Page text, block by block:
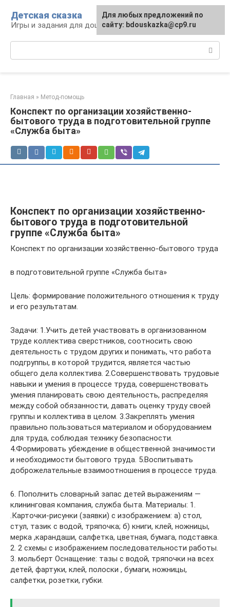
контенту
Детская сказка
Игры и задания для дошкольников
Главная » Метод-помощь
Конспект по организации хозяйственно-
бытового труда в подготовительной группе
«Служба быта»
Конспект по организации хозяйственно-
бытового труда в подготовительной
группе «Служба быта»
Конспект по организации хозяйственно-бытового труда
в подготовительной группе «Служба быта»
Цель: формирование положительного отношения к труду
и его результатам.
Задачи: 1.Учить детей участвовать в организованном
труде коллектива сверстников, соотносить свою
деятельность с трудом других и понимать, что работа
подгруппы, в которой трудится, является частью
общего дела коллектива. 2.Совершенствовать трудовые
навыки и умения в процессе труда, совершенствовать
умения планировать свою деятельность, распределяя
между собой обязанности, давать оценку труду своей
группы и коллектива в целом. 3.Закреплять умения
правильно пользоваться материалом и оборудованием
для труда, соблюдая технику безопасности.
4.Формировать убеждение в общественной значимости
и необходимости бытового труда. 5.Воспитывать
доброжелательные взаимоотношения в процессе труда.
6. Пополнить словарный запас детей выражениям —
клининговая компания, служба быта. Материалы: 1.
.Карточки-рисунки (заявки) с изображением: а) стол,
стул, тазик с водой, тряпочка; б) книги, клей, ножницы,
мерка ,карандаши, салфетка, цветная, бумага, подставка.
2. 2 схемы с изображением последовательности работы.
3. мольберт Оснащение: тазы с водой, тряпочки на всех
детей, фартуки, клей, полоски , бумаги, ножницы,
салфетки, розетки, губки.
Для любых предложений по
сайту: bdouskazka@cp9.ru